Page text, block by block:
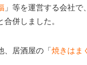
」等を運営する会社
併しました。
、居酒屋の「焼きはま